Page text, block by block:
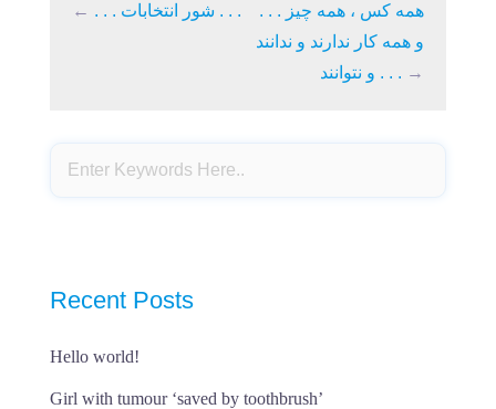
← . . . شور انتخابات . . .
. . . همه کس ، همه چیز
و همه کار ندارند و ندانند
و نتوانند . . . →
Recent Posts
Hello world!
Girl with tumour ‘saved by toothbrush’